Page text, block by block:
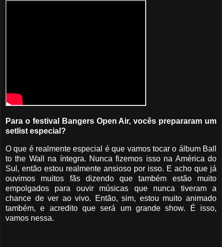
Para o festival Bangers Open Air, vocês prepararam um
setlist especial?
O que é realmente especial é que vamos tocar o álbum Ball
to the Wall na íntegra. Nunca fizemos isso na América do
Sul, então estou realmente ansioso por isso. E acho que já
ouvimos muitos fãs dizendo que também estão muito
empolgados para ouvir músicas que nunca tiveram a
chance de ver ao vivo. Então, sim, estou muito animado
também, e acredito que será um grande show. É isso,
vamos nessa.